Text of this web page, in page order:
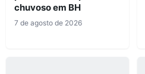
chuvoso em BH
7 de agosto de 2026